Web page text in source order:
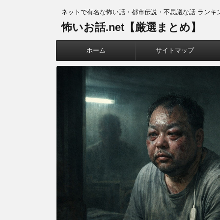
ネットで有名な怖い話・都市伝説・不思議な話 ランキ
怖いお話.net【厳選まとめ】
ホーム サイトマップ